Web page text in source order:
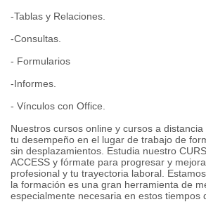
-Tablas y Relaciones.
-Consultas.
- Formularios
-Informes.
- Vínculos con Office.
Nuestros cursos online y cursos a
tu desempeño en el lugar de trabajo de
sin desplazamientos. Estudia nuestro
ACCESS y fórmate para progresar y
profesional y tu trayectoria laboral.
la formación es una gran herramienta de
especialmente necesaria en estos tiempos